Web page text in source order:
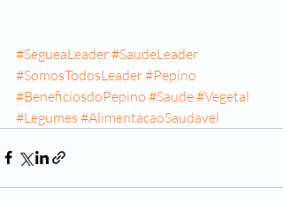
#SegueaLeader#SaudeLeader
#SomosTodosLeader#Pepino
#BeneficiosdoPepino #Saude#Vegetal
#Legumes #AlimentacaoSaudavel